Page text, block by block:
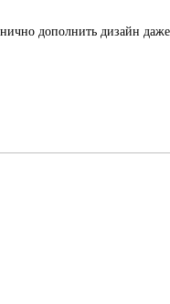
дополнить дизайн